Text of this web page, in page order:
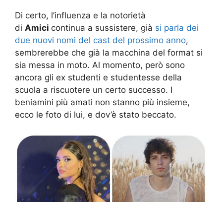
Di certo, l’influenza e la notorietà
di Amici continua a sussistere, già si parla dei
due nuovi nomi del cast del prossimo anno,
sembrerebbe che già la macchina del format si
sia messa in moto. Al momento, però sono
ancora gli ex studenti e studentesse della
scuola a riscuotere un certo successo. I
beniamini più amati non stanno più insieme,
ecco le foto di lui, e dov’è stato beccato.